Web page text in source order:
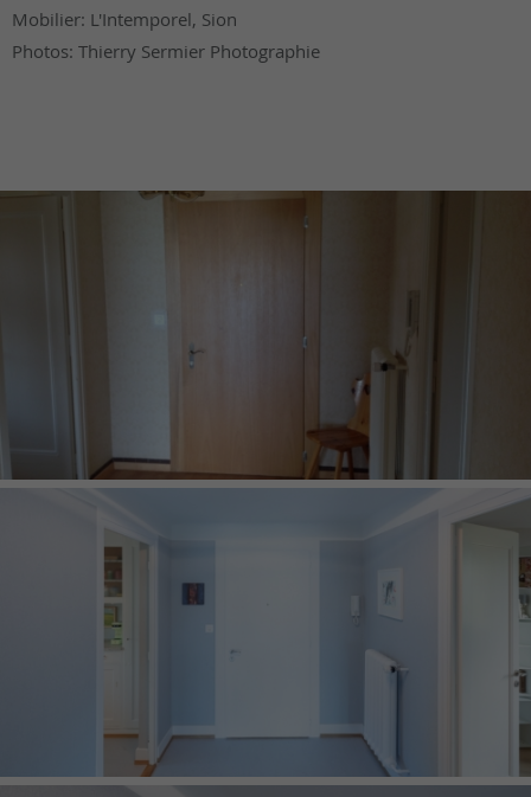
Mobilier: L'Intemporel, Sion
Photos: Thierry Sermier Photographie